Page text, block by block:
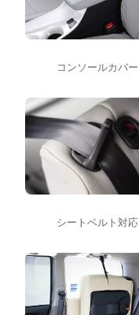
コンソールカバー
シートベルト対応